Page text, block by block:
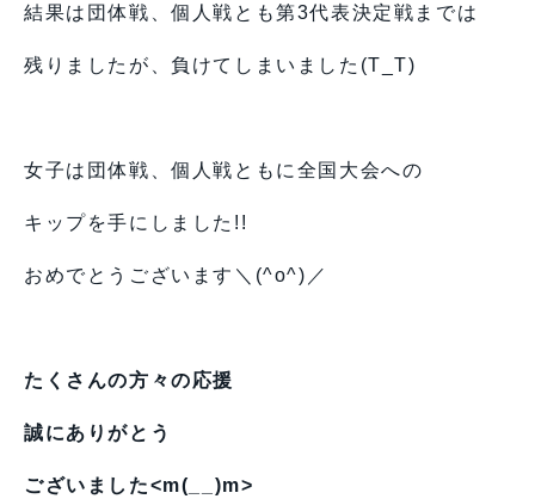
結果は団体戦、個人戦とも第3代表決定戦までは
残りましたが、負けてしまいました(T_T)
女子は団体戦、個人戦ともに全国大会への
キップを手にしました!!
おめでとうございます＼(^o^)／
たくさんの方々の応援
誠にありがとう
ございました<m(__)m>